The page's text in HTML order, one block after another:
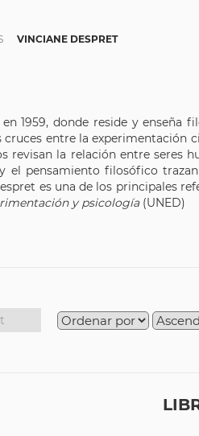
VINCIANE DESPRET
1959, donde reside y enseña
entre la
revisan la relación entre seres
el pensamiento filosófico
es una de los principales
y psicología (UNED)